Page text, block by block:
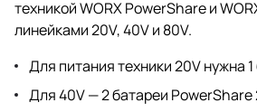
техникой WORX PowerShare и
линейками 20V, 40V и 80V.
Для питания техники 20V нужна
Для 40V — 2 батареи PowerShare